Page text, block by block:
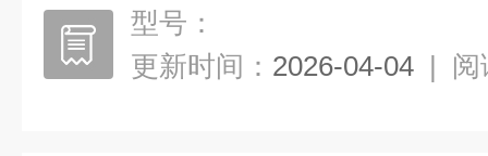
型号：
更新时间： 2026-04-04 | 阅